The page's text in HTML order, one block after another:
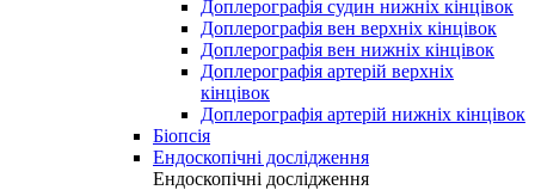
Доплерографія судин нижніх кінцівок
Доплерографія вен верхніх кінцівок
Доплерографія вен нижніх кінцівок
Доплерографія артерій верхніх
кінцівок
Доплерографія артерій нижніх кінцівок
Біопсія
Ендоскопічні дослідження
Ендоскопічні дослідження